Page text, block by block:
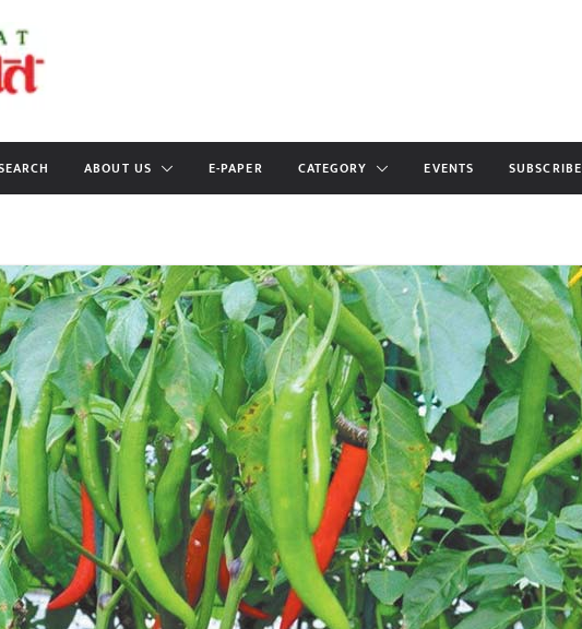
ABOUT US E-PAPER CATEGORY EVENTS SUBSCRIBE